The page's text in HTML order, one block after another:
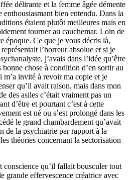
délirante et la femme âgée démente
enthousiasmant bien entendu. Dans la
étaient plutôt meilleures mais en
tourner au cauchemar. Loin de
époque. Ce que je vous décris là,
l’horreur absolue et si je
j’avais dans l’idée qu’être
bonne chose à condition d’en sortir au
m’a invité à revoir ma copie et je
qu’il avait raison, mais dans mon
des asiles c’était vraiment pas un
d’être et pourtant c’est à cette
est né ou s’est prolongé dans les
le grand chambardement qu’avait
de la psychiatrie par rapport à la
théories concernant la sectorisation
conscience qu’il fallait bousculer tout
grande effervescence créatrice avec